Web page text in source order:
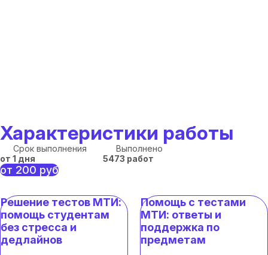
Характеристики работы
Срок выполнения
от 1 дня
Выполнено
5473 работ
от 200 руб
Решение тестов МТИ:
помощь студентам
без стресса и
дедлайнов
Помощь с тестами
МТИ: ответы и
поддержка по
предметам